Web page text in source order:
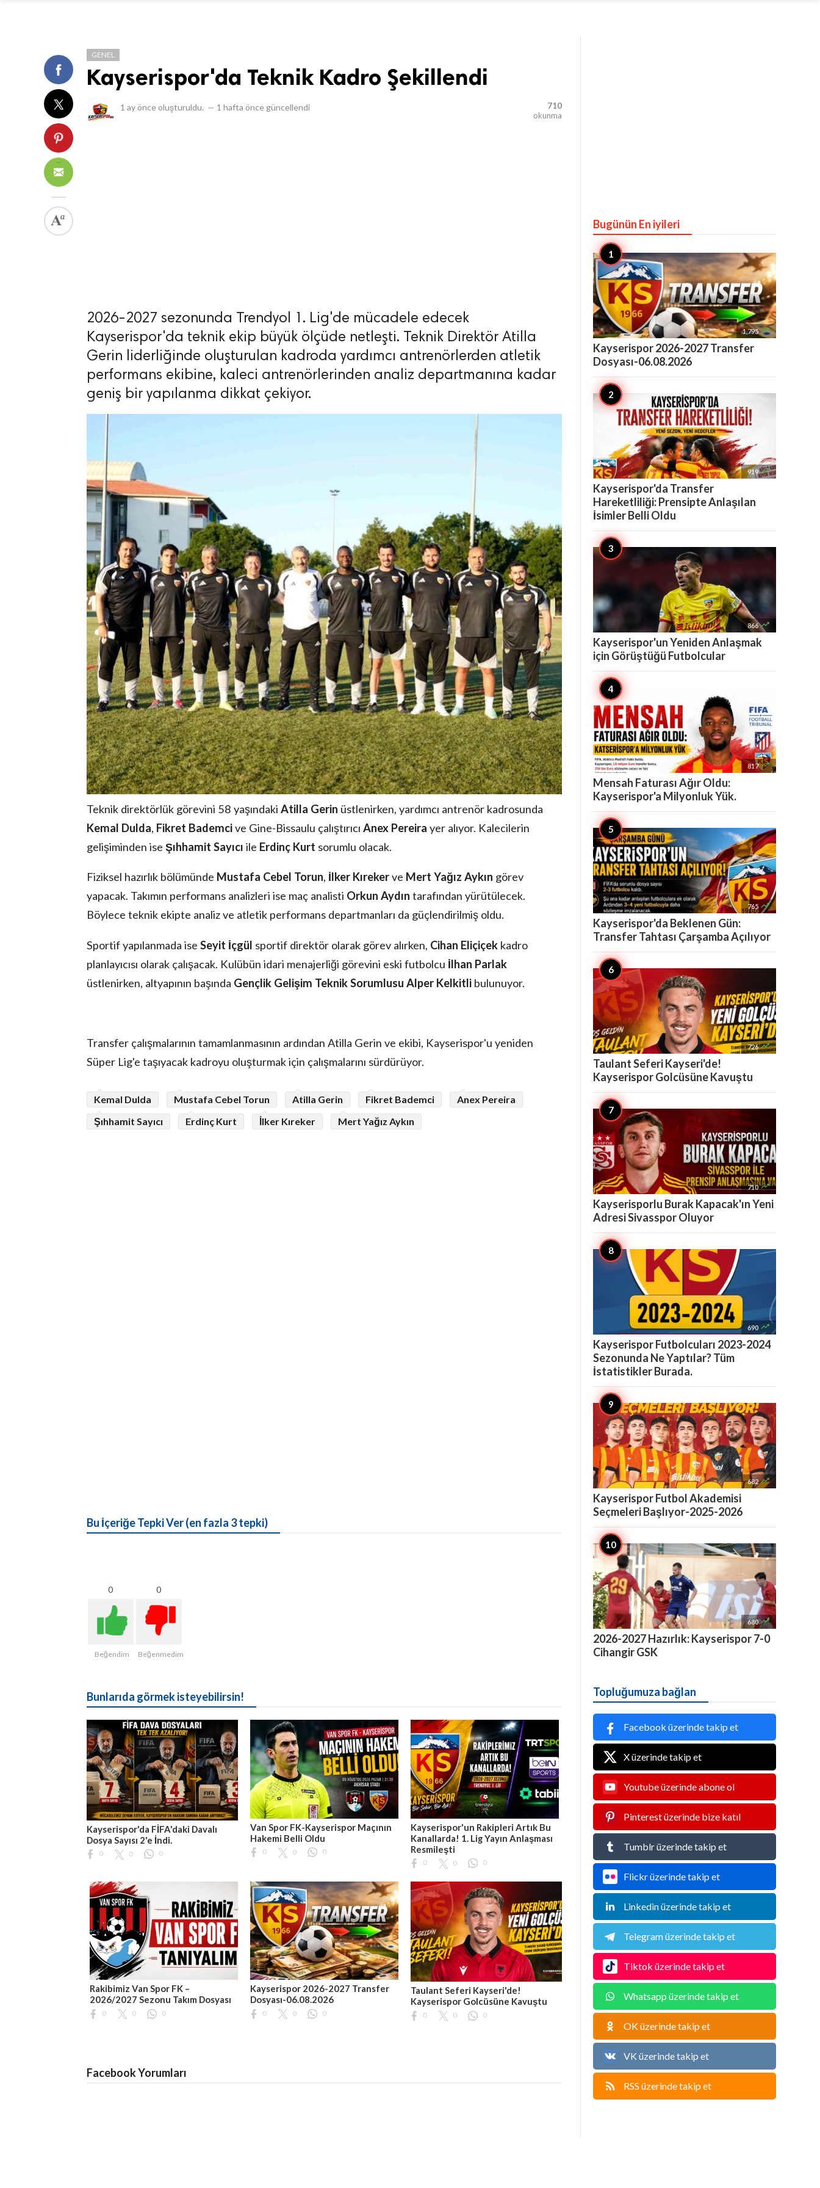
GENEL
Kayserispor'da Teknik Kadro Şekillendi
1 ay önce oluşturuldu. — 1 hafta önce güncellendi
710
okunma
2026-2027 sezonunda Trendyol 1. Lig'de mücadele edecek
Kayserispor'da teknik ekip büyük ölçüde netleşti. Teknik Direktör Atilla
Gerin liderliğinde oluşturulan kadroda yardımcı antrenörlerden atletik
performans ekibine, kaleci antrenörlerinden analiz departmanına kadar
geniş bir yapılanma dikkat çekiyor.
Teknik direktörlük görevini 58 yaşındaki Atilla Gerin üstlenirken, yardımcı antrenör kadrosunda
Kemal Dulda, Fikret Bademcive Gine-Bissaulu çalıştırıcı Anex Pereira yer alıyor. Kalecilerin
gelişiminden ise Şıhhamit Sayıcı ile Erdinç Kurt sorumlu olacak.
Fiziksel hazırlık bölümünde Mustafa Cebel Torun, İlker Kırekerve Mert Yağız Aykın görev
yapacak. Takımın performans analizleri ise maç analisti Orkun Aydın tarafından yürütülecek.
Böylece teknik ekipte analiz ve atletik performans departmanları da güçlendirilmiş oldu.
Sportif yapılanmada ise Seyit İçgül sportif direktör olarak görev alırken, Cihan Eliçiçek kadro
planlayıcısı olarak çalışacak. Kulübün idari menajerliği görevini eski futbolcu İlhan Parlak
üstlenirken, altyapının başında Gençlik Gelişim Teknik Sorumlusu Alper Kelkitli bulunuyor.
Transfer çalışmalarının tamamlanmasının ardından Atilla Gerin ve ekibi, Kayserispor'u yeniden
Süper Lig'e taşıyacak kadroyu oluşturmak için çalışmalarını sürdürüyor.
Kemal Dulda Mustafa Cebel Torun Atilla Gerin Fikret Bademci
Anex Pereira
Şıhhamit Sayıcı
Erdinç Kurt İlker Kıreker Mert Yağız Aykın
Bu İçeriğe Tepki Ver (en fazla 3 tepki)
0
Beğendim
0
Beğenmedim
Bunlarıda görmek isteyebilirsin!
Kayserispor'da FİFA'daki Davalı
Dosya Sayısı 2'e İndi.
0 0 0
Van Spor FK-Kayserispor Maçının
Hakemi Belli Oldu
0 0 0
Kayserispor'un Rakipleri Artık Bu
Kanallarda! 1. Lig Yayın Anlaşması
Resmileşti
0 0 0
Rakibimiz Van Spor FK –
2026/2027 Sezonu Takım Dosyası
0 0 0
Kayserispor 2026-2027 Transfer
Dosyası-06.08.2026
0 0 0
Taulant Seferi Kayseri'de!
Kayserispor Golcüsüne Kavuştu
0 0 0
Facebook Yorumları
Bugünün En iyileri
1,795 
Kayserispor 2026-2027 Transfer
Dosyası-06.08.2026
919 
Kayserispor'da Transfer
Hareketliliği: Prensipte Anlaşılan
İsimler Belli Oldu
866 
Kayserispor'un Yeniden Anlaşmak
için Görüştüğü Futbolcular
817 
Mensah Faturası Ağır Oldu:
Kayserispor'a Milyonluk Yük.
765 
Kayserispor'da Beklenen Gün:
Transfer Tahtası Çarşamba Açılıyor
726 
Taulant Seferi Kayseri'de!
Kayserispor Golcüsüne Kavuştu
710 
Kayserisporlu Burak Kapacak'ın Yeni
Adresi Sivasspor Oluyor
690 
Kayserispor Futbolcuları 2023-2024
Sezonunda Ne Yaptılar? Tüm
İstatistikler Burada.
682 
Kayserispor Futbol Akademisi
Seçmeleri Başlıyor-2025-2026
680 
2026-2027 Hazırlık: Kayserispor 7-0
Cihangir GSK
Topluğumuza bağlan
Facebook üzerinde takip et
X üzerinde takip et
Youtube üzerinde abone ol
Pinterest üzerinde bize katıl
Tumblr üzerinde takip et
Flickr üzerinde takip et
Linkedin üzerinde takip et
Telegram üzerinde takip et
Tiktok üzerinde takip et
Whatsapp üzerinde takip et
OK üzerinde takip et
VK üzerinde takip et
RSS üzerinde takip et